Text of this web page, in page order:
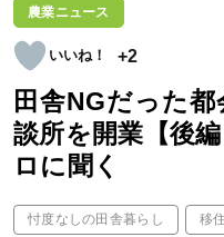
農業ニュース
+2
田舎NGだった
談所を開業【後
ロに聞く
忖度なしの田舎暮らし 移住